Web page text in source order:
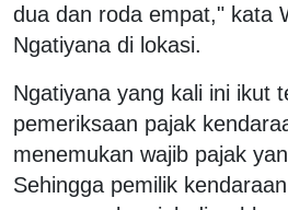
dua dan roda empat," kata
Ngatiyana di lokasi.
Ngatiyana yang kali ini ikut
pemeriksaan pajak
menemukan wajib pajak
Sehingga pemilik